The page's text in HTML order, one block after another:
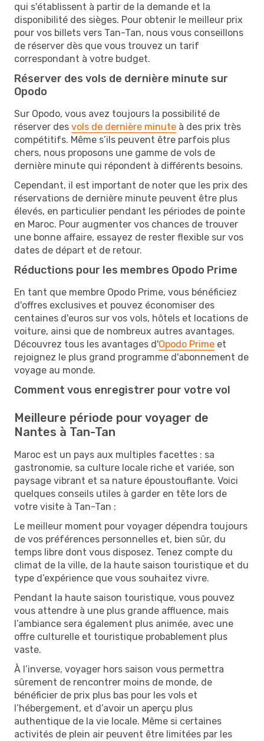
qui s'établissent à partir de la demande et la
disponibilité des sièges. Pour obtenir le meilleur prix
pour vos billets vers Tan-Tan, nous vous conseillons
de réserver dès que vous trouvez un tarif
correspondant à votre budget.
Réserver des vols de dernière minute sur
Opodo
Sur Opodo, vous avez toujours la possibilité de
réserver des vols de dernière minute à des prix très
compétitifs. Même s’ils peuvent être parfois plus
chers, nous proposons une gamme de vols de
dernière minute qui répondent à différents besoins.
Cependant, il est important de noter que les prix des
réservations de dernière minute peuvent être plus
élevés, en particulier pendant les périodes de pointe
en Maroc. Pour augmenter vos chances de trouver
une bonne affaire, essayez de rester flexible sur vos
dates de départ et de retour.
Réductions pour les membres Opodo Prime
En tant que membre Opodo Prime, vous bénéficiez
d'offres exclusives et pouvez économiser des
centaines d'euros sur vos vols, hôtels et locations de
voiture, ainsi que de nombreux autres avantages.
Découvrez tous les avantages d'Opodo Prime et
rejoignez le plus grand programme d'abonnement de
voyage au monde.
Comment vous enregistrer pour votre vol
Meilleure période pour voyager de
Nantes à Tan-Tan
Maroc est un pays aux multiples facettes : sa
gastronomie, sa culture locale riche et variée, son
paysage vibrant et sa nature époustouflante. Voici
quelques conseils utiles à garder en tête lors de
votre visite à Tan-Tan :
Le meilleur moment pour voyager dépendra toujours
de vos préférences personnelles et, bien sûr, du
temps libre dont vous disposez. Tenez compte du
climat de la ville, de la haute saison touristique et du
type d’expérience que vous souhaitez vivre.
Pendant la haute saison touristique, vous pouvez
vous attendre à une plus grande affluence, mais
l’ambiance sera également plus animée, avec une
offre culturelle et touristique probablement plus
vaste.
À l’inverse, voyager hors saison vous permettra
sûrement de rencontrer moins de monde, de
bénéficier de prix plus bas pour les vols et
l’hébergement, et d’avoir un aperçu plus
authentique de la vie locale. Même si certaines
activités de plein air peuvent être limitées par les